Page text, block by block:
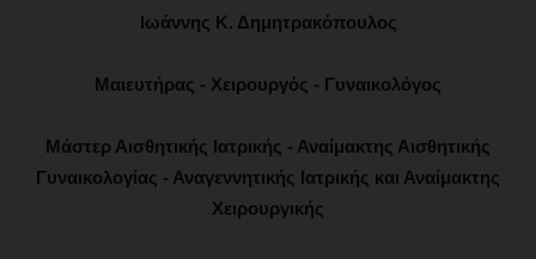
Ιωάννης Κ. Δημητρακόπουλος
Μαιευτήρας - Χειρουργός - Γυναικολόγος
Μάστερ Αισθητικής Ιατρικής - Αναίμακτης Αισθητικής
Γυναικολογίας - Αναγεννητικής Ιατρικής και Αναίμακτης
Χειρουργικής